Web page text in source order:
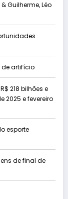
Guilherme, Léo
de artifício
218 bilhões e
2025 e fevereiro
esporte
de final de